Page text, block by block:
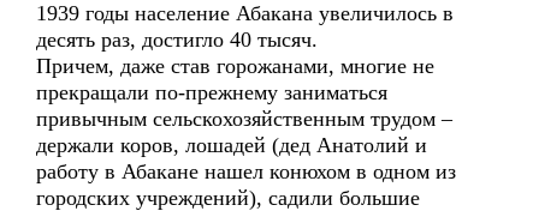
1939 годы население Абакана увеличилось в
десять раз, достигло 40 тысяч.
Причем, даже став горожанами, многие не
прекращали по-прежнему заниматься
привычным сельскохозяйственным трудом –
держали коров, лошадей (дед Анатолий и
работу в Абакане нашел конюхом в одном из
городских учреждений), садили большие